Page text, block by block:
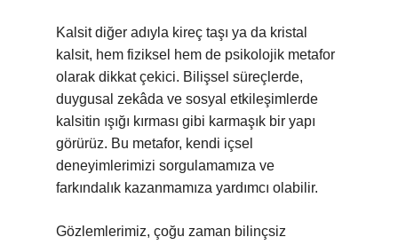
Kalsit diğer adıyla kireç taşı ya da kristal
kalsit, hem fiziksel hem de psikolojik metafor
olarak dikkat çekici. Bilişsel süreçlerde,
duygusal zekâda ve sosyal etkileşimlerde
kalsitin ışığı kırması gibi karmaşık bir yapı
görürüz. Bu metafor, kendi içsel
deneyimlerimizi sorgulamamıza ve
farkındalık kazanmamıza yardımcı olabilir.
Gözlemlerimiz, çoğu zaman bilinçsiz